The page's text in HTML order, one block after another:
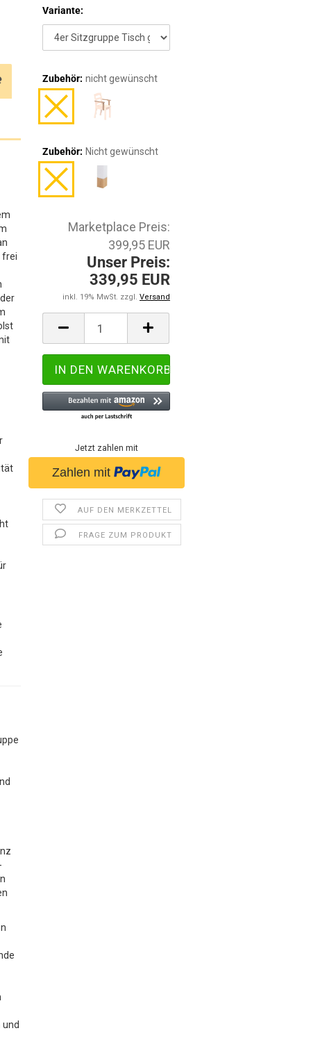
Variante:
Zubehör: nicht gewünscht
Zubehör: Nicht gewünscht
Marketplace Preis:
399,95 EUR
Unser Preis:
339,95 EUR
inkl. 19% MwSt. zzgl. Versand
Jetzt zahlen mit
AUF DEN MERKZETTEL
FRAGE ZUM PRODUKT
frei